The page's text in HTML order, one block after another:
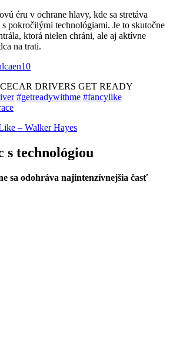
éru v ochrane hlavy, kde sa stretáva
pokročilými technológiami. Je to skutočne
ktorá nielen chráni, ale aj aktívne
na trati.
DRIVERS GET READY
#getreadywithme #fancylike
– Walker Hayes
s technológiou
sa odohráva najintenzívnejšia časť